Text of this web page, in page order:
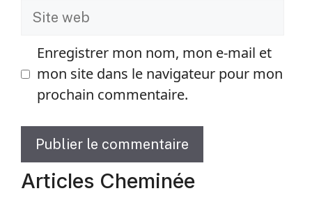
Site
Enregistrer mon nom, mon e-mail et
mon site dans le navigateur pour mon
prochain commentaire.
Articles Cheminée